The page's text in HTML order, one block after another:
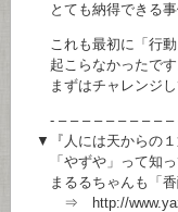
とても納得できる事
これも最初に「行動
起こらなかったです
まずはチャレンジし
- – – – – – – – – – –
▼『人には天からの１
「やずや」って知っ
まるるちゃんも「香
⇒ http://